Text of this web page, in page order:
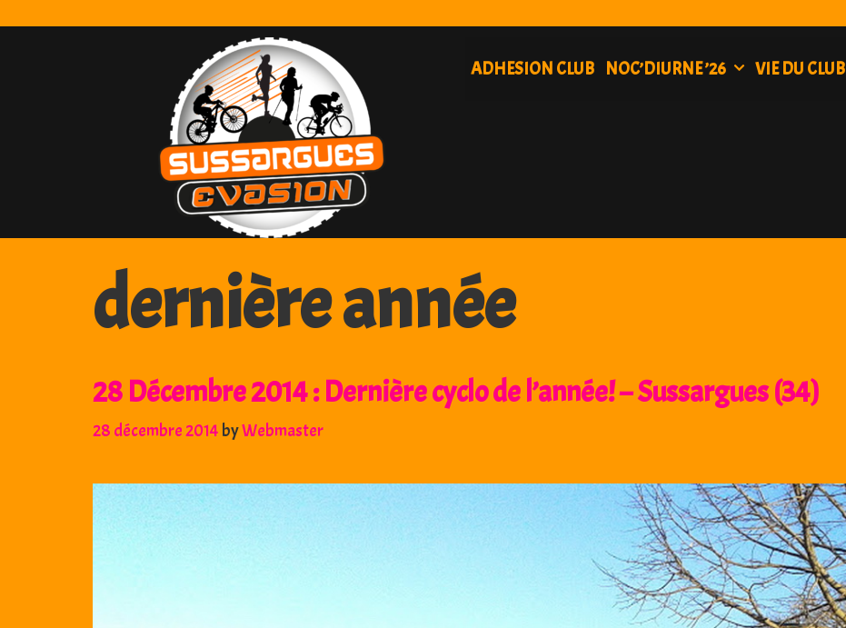
ADHESION CLUB NOC’DIURNE ’26 VIE DU CLUB
dernière année
28 Décembre 2014 : Dernière cyclo de l’année! – Sussargues (34)
28 décembre 2014 byWebmaster